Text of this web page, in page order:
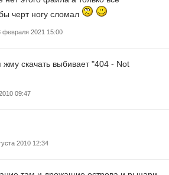
черт ногу сломал
февраля 2021 15:00
жму скачать выбивает "404 - Not
09:47
2010 12:34